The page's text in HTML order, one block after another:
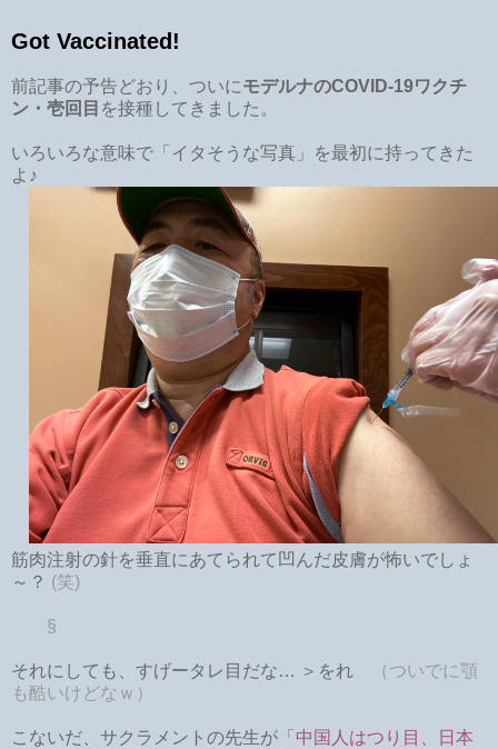
Got Vaccinated!
前記事の予告どおり、ついにモデルナのCOVID-19ワクチ
ン・壱回目 を接種してきました。
いろいろな意味で「イタそうな写真」を最初に持ってきた
よ♪
筋肉注射の針を垂直にあてられて凹んだ皮膚が怖いでしょ
～？ (笑)
§
それにしても、すげータレ目だな… ＞をれ
（ついでに顎
も酷いけどなｗ）
こないだ、サクラメントの先生が 「中国人はつり目、日本